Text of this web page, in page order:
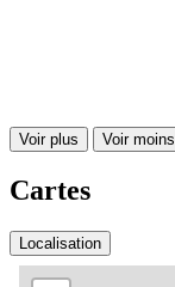
Voir plus Voir moins
Cartes
Localisation